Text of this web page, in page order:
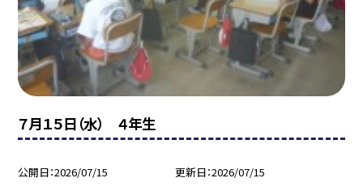
７月１５日（水） ４年生
公開日 2026/07/15 更新日 2026/07/15